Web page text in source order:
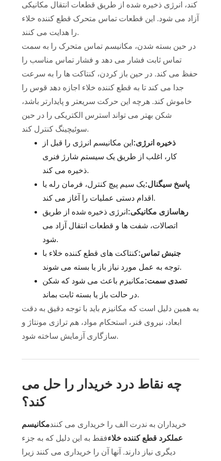
کند، انرژی ذخیره شده از طریق قطعات انتقال مکانیکی
آزاد می شود. این قطعات تماس متحرک قطع کننده خلاء
را هدایت می کنند.
در حین بسته شدن، مکانیسم تماس متحرک را به سمت
تماس ثابت فشار می دهد و فشار تماس مناسب را
حفظ می کند. در حین باز کردن، کنتاکت ها را به سرعت
جدا می کند تا به قطع کننده خلاء اجازه دهد قوس را
خاموش کند. هرچه این حرکت سریعتر و پایدارتر باشد،
شکن بهتر می تواند استرس الکتریکی را در حین
سوئیچینگ کنترل کند.
ذخیره انرژی: این مکانیسم انرژی را قبل از
کار، اغلب از طریق یک سیستم شارژ فنری
ذخیره می کند.
پاسخ سیگنال:یک سیم پیچ کنترل، فرمان رله یا
اقدام دستی عملیات را آغاز می کند.
رهاسازی مکانیکی: انرژی ذخیره شده از طریق
اتصالات، شفت ها و قطعات انتقال آزاد می
شود.
جنبش تماس:کنتاکت های قطع کننده خلاء با
توجه به عمل مورد نیاز باز یا بسته می شوند.
تصدی سمت:مکانیزم باعث می شود که شکن
در حالت باز یا بسته ثابت بماند.
به همین دلیل است که مکانیزم باید با توجه دقیق به دقت
ابعاد، نیروی فنر، استحکام مواد، هم ترازی مونتاژ و
سازگاری آزمایش ساخته شود.
چه نقاط درد خریدار را حل می
کند؟
خریداران به ندرت الف را خریداری می کنندمکانیسم
عملکرد قطع کننده خلاءفقط به این دلیل که به جزء
دیگری نیاز دارند. آنها آن را خریداری می کنند زیرا